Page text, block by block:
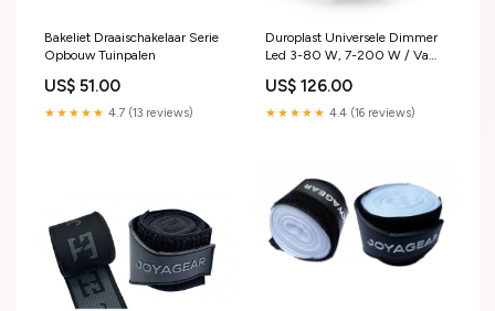
Bakeliet Draaischakelaar Serie
Opbouw Tuinpalen
US$ 51.00
★★★★★ 4.7 (13 reviews)
Duroplast Universele Dimmer
Led 3-80 W, 7-200 W / Va
US$ 126.00
★★★★★ 4.4 (16 reviews)